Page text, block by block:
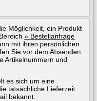
Möglichkeit, ein Produkt
» Bestellanfrage
mit ihren persönlichen
Sie vor dem Absenden
Artikelnummern und
es sich um eine
tatsächliche Lieferzeit
bekannt.